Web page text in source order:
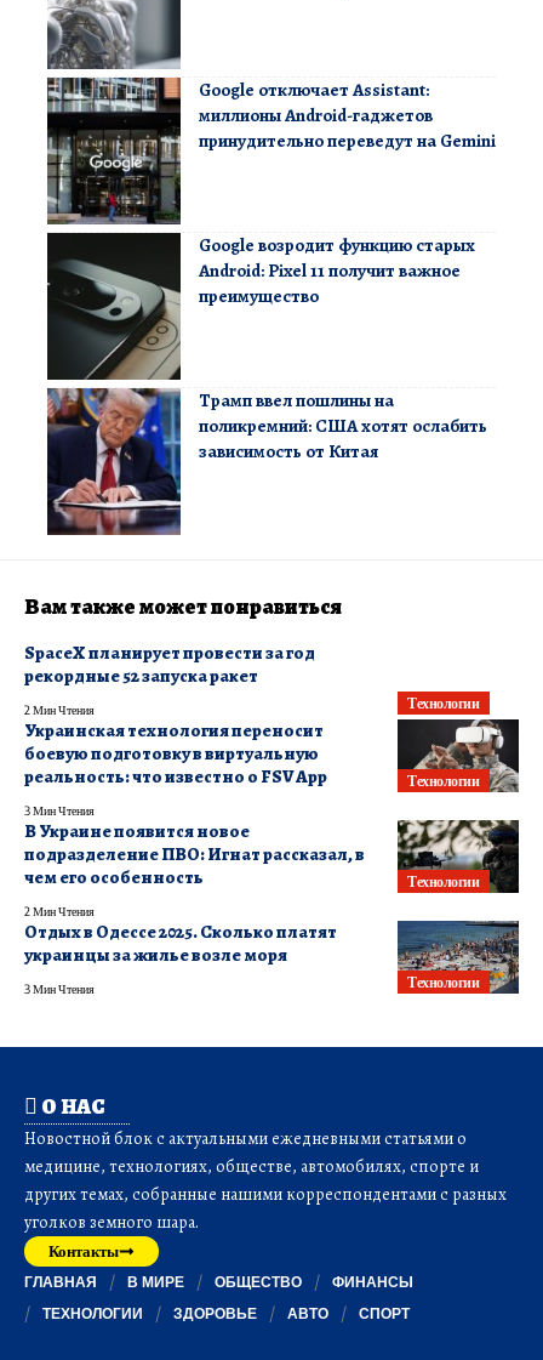
Google отключает Assistant:
миллионы Android-гаджетов
принудительно переведут на Gemini
Google возродит функцию старых
Android: Pixel 11 получит важное
преимущество
Трамп ввел пошлины на
поликремний: США хотят ослабить
зависимость от Китая
Вам также может понравиться
Технологии
SpaceX планирует провести за год
рекордные 52 запуска ракет
2 Мин Чтения
Технологии
Украинская технология переносит
боевую подготовку в виртуальную
реальность: что известно о FSV App
3 Мин Чтения
Технологии
В Украине появится новое
подразделение ПВО: Игнат рассказал, в
чем его особенность
2 Мин Чтения
Технологии
Отдых в Одессе 2025. Сколько платят
украинцы за жилье возле моря
3 Мин Чтения
О НАС
Новостной блок с актуальными ежедневными статьями о
медицине, технологиях, обществе, автомобилях, спорте и
других темах, собранные нашими корреспондентами с разных
уголков земного шара.
Контакты
ГЛАВНАЯ В МИРЕ ОБЩЕСТВО
ФИНАНСЫ
ТЕХНОЛОГИИ
ЗДОРОВЬЕ АВТО СПОРТ